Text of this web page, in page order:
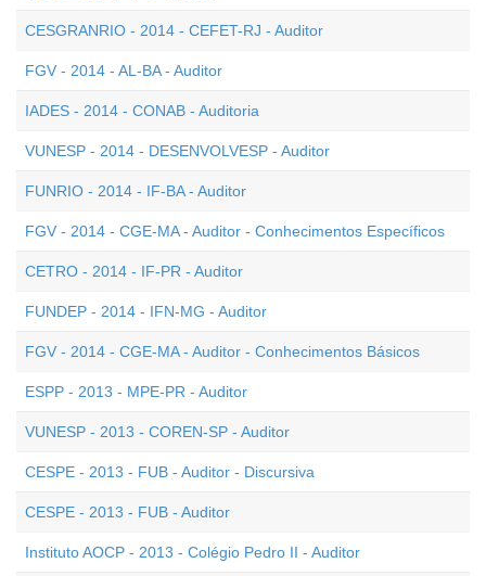
CESGRANRIO - 2014 - CEFET-RJ - Auditor
FGV - 2014 - AL-BA - Auditor
IADES - 2014 - CONAB - Auditoria
VUNESP - 2014 - DESENVOLVESP - Auditor
FUNRIO - 2014 - IF-BA - Auditor
FGV - 2014 - CGE-MA - Auditor - Conhecimentos Específicos
CETRO - 2014 - IF-PR - Auditor
FUNDEP - 2014 - IFN-MG - Auditor
FGV - 2014 - CGE-MA - Auditor - Conhecimentos Básicos
ESPP - 2013 - MPE-PR - Auditor
VUNESP - 2013 - COREN-SP - Auditor
CESPE - 2013 - FUB - Auditor - Discursiva
CESPE - 2013 - FUB - Auditor
Instituto AOCP - 2013 - Colégio Pedro II - Auditor